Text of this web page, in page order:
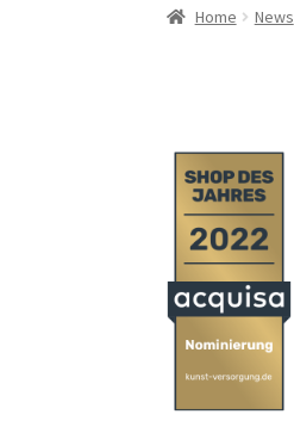
Home News